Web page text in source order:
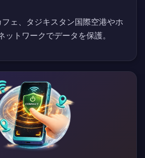
フェ、タジキスタン国際空港やホ
ットワークでデータを保護。